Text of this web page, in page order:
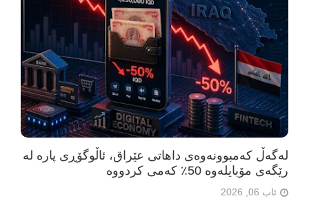
لەگەڵ کەمبوونەوەی داهاتی عێراق، ئاڵوگۆڕی پارە لە
رێگەی مۆبایلەوە 50٪ کەمی کردووە
ئاب 06, 2026